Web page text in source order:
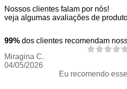
Nossos clientes falam por nós!
veja algumas avaliações de
99% dos clientes recomendam
Miragina C.
04/05/2026
Eu recomendo